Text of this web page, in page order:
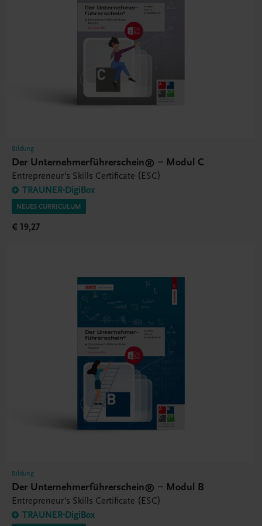
Bildung
Der Unternehmerführerschein® – Modul C
Entrepreneur's Skills Certificate (ESC)
TRAUNER-DigiBox
NEUES CURRICULUM
€ 19,27
Bildung
Der Unternehmerführerschein® – Modul B
Entrepreneur's Skills Certificate (ESC)
TRAUNER-DigiBox